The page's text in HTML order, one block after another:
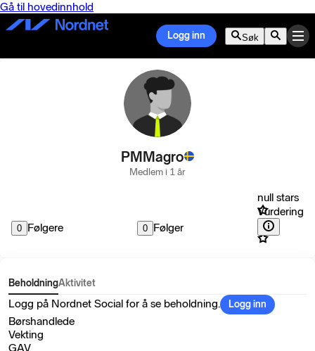
Gå til hovedinnhold
Logg inn Søk
PMMagro
Medlem i 1 år
0 Følgere 0 Følger
null stars
Vurdering
BeholdningAktivitet
Logg på Nordnet Social for å se beholdning. Logg inn
Børshandlede
Vekting
GAV